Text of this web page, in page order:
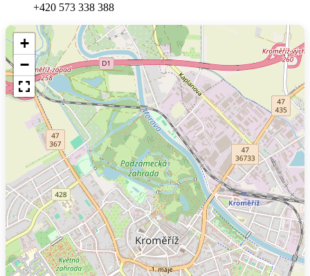
+420 573 338 388
+
−